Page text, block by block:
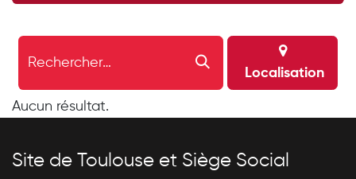
Localisation
Aucun résultat.
Site de Toulouse et Siège Social